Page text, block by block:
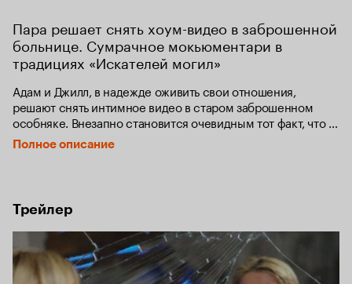
Пара решает снять хоум-видео в заброшенной
больнице. Сумрачное мокьюментари в
традициях «Искателей могил»
Адам и Джилл, в надежде оживить свои отношения,
решают снять интимное видео в старом заброшенном
особняке. Внезапно становится очевидным тот факт, что
они вовсе не одиноки в этой новой зловещей среде. И
вскоре пара понимает, что некоторые секс ленты вообще
выживание…
Полное описание
Трейлер